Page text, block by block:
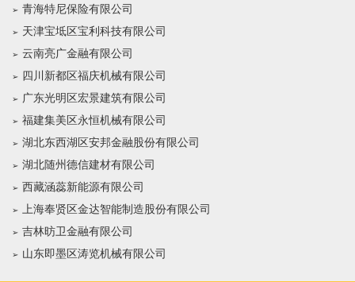
青海特尼保险有限公司
天津宝坻区宝利科技有限公司
云南亮广金融有限公司
四川新都区福庆机械有限公司
广东光明区宏景建筑有限公司
福建集美区永恒机械有限公司
湖北东西湖区安邦金融股份有限公司
湖北随州德信建材有限公司
西藏涵蕊新能源有限公司
上海奉贤区金达智能制造股份有限公司
吉林昉卫金融有限公司
山东即墨区涛览机械有限公司